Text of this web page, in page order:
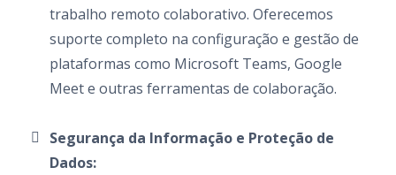
trabalho remoto colaborativo. Oferecemos
suporte completo na configuração e gestão de
plataformas como Microsoft Teams, Google
Meet e outras ferramentas de colaboração.
Segurança da Informação e Proteção de
Dados: